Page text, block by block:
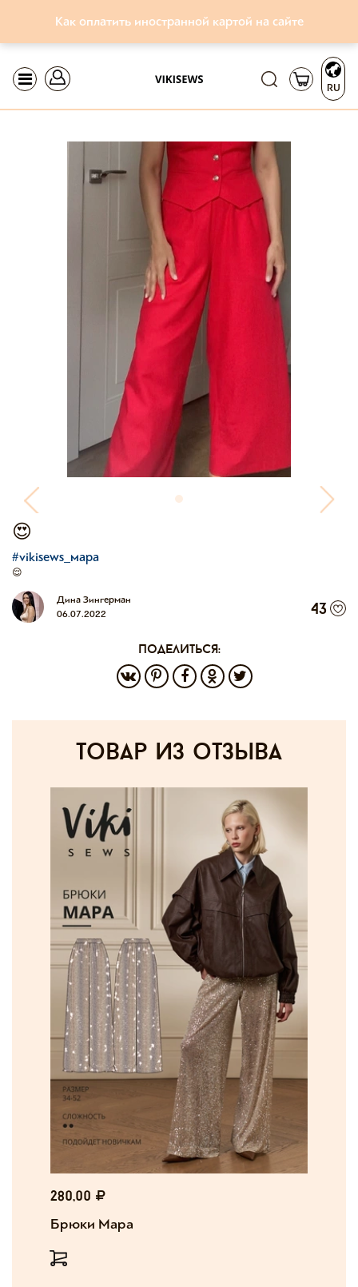
Как оплатить иностранной картой на сайте
RU
😍
#vikisews_мара
😌
Дина Зингерман
06.07.2022
43
поделиться:
товар из отзыва
280,00
Брюки Мара